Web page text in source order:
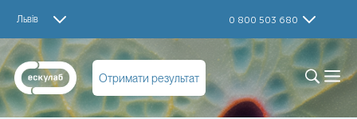
Львів 0 800 503 680
Отримати результат
Respiratory Syncytial типу А і В (ПЛР) (якісне
визначення)
Novel Coronavirus (ПЛР) (якісне визначення)
Coronavirus типу NL63/229E/OC43/HKU (ПЛР) (якісне
визначення)
Rhinovirus типу А, В і С (ПЛР) (якісне визначення)